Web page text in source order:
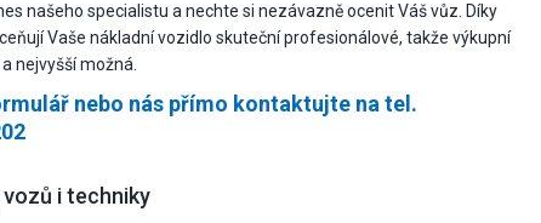
našeho specialistu a nechte si nezávazně ocenit Váš vůz. Díky
Vaše nákladní vozidlo skuteční profesionálové, takže výkupní
nejvyšší možná.
nebo nás přímo kontaktujte na tel.
i techniky